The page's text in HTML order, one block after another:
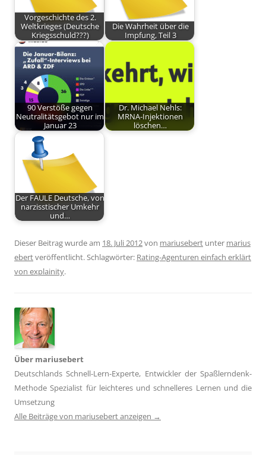
Vorgeschichte des 2.
Weltkrieges (Deutsche
Kriegsschuld???)
Die Wahrheit über die
Impfung, Teil 3
90 Verstöße gegen
Neutralitätsgebot nur im
Januar 23
Dr. Michael Nehls:
MRNA-Injektionen
löschen…
Der FAULE Deutsche, von
narzisstischer Umkehr
und…
Dieser Beitrag wurde am 18. Juli 2012von mariusebert unter marius
ebertveröffentlicht. Schlagwörter: Rating-Agenturen einfach erklärt
von explainity.
Über mariusebert
Deutschlands Schnell-Lern-Experte, Entwickler der Spaßlerndenk-
Methode Spezialist für leichteres und schnelleres Lernen und die
Umsetzung
Alle Beiträge von mariusebert anzeigen →